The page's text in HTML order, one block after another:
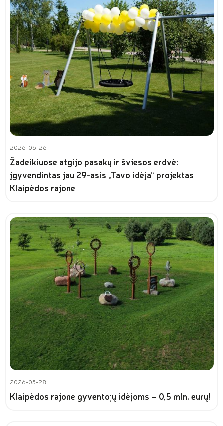
2026-06-26
Žadeikiuose atgijo pasakų ir šviesos erdvė:
įgyvendintas jau 29-asis „Tavo idėja“ projektas
Klaipėdos rajone
2026-05-28
Klaipėdos rajone gyventojų idėjoms – 0,5 mln. eurų!